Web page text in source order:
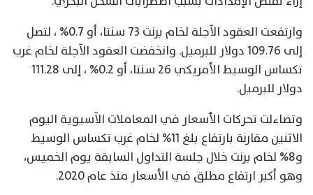
وارتفعت العقود الآجلة لخام برنت 73 سنتا، أو 0.7% ، لتصل
‌إلى 109.76 دولار للبرميل. وانخفضت العقود الآجلة لخام غرب
تكساس الوسيط الأمريكي 26 سنتا، أو 0.2% ، إلى 111.28
دولار للبرميل.
وتضاءلت تحركات الأسعار في المعاملات الآسيوية اليوم
الاثنين مقارنة بارتفاع بلغ 11% لخام غرب تكساس الوسيط
و8% لخام برنت خلال جلسة التداول السابقة يوم الخميس،
وهو أكبر ارتفاع مطلق في الأسعار منذ عام 2020.